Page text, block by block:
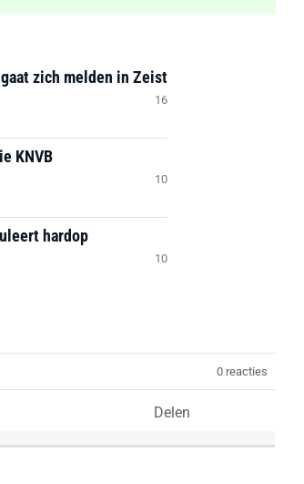
zich melden in Zeist
16
KNVB
10
hardop
10
0 reacties
Delen